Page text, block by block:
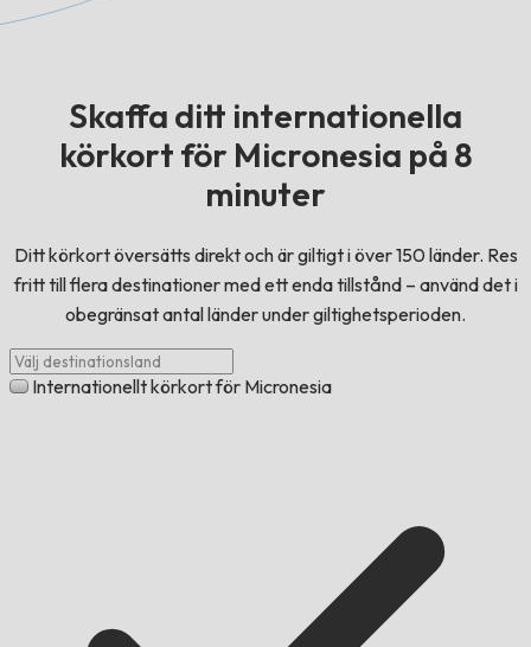
Skaffa ditt internationella
körkort för Micronesia på 8
minuter
Ditt körkort översätts direkt och är giltigt i över 150 länder. Res
fritt till flera destinationer med ett enda tillstånd – använd det i
obegränsat antal länder under giltighetsperioden.
Internationellt körkort för Micronesia